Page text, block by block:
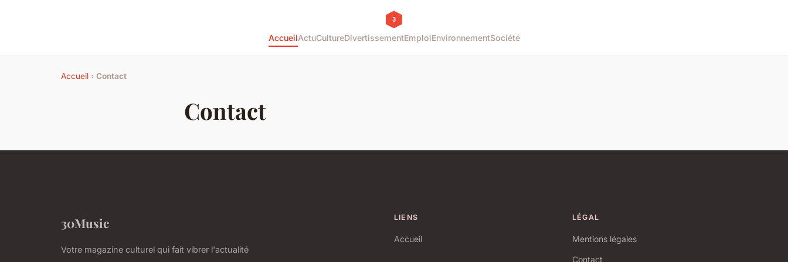
AccueilActuCultureDivertissementEmploiEnvironnementSociété
Accueil › Contact
Contact
30Music
Votre magazine culturel qui fait vibrer l'actualité
LIENS
Accueil
LÉGAL
Mentions légales
Contact